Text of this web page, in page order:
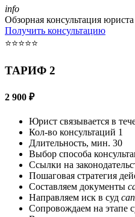
info
Обзорная консультация
Получить консультацию
⭐⭐⭐⭐⭐
ТАРИФ 2
2 900 ₽
Юрист связывается в
Кол-во консультаций 1
Длительность, мин. 30
Выбор способа
Ссылки на
Пошаговая стратегия
Составляем документы
Направляем иск в суд
Сопровождаем на этапе